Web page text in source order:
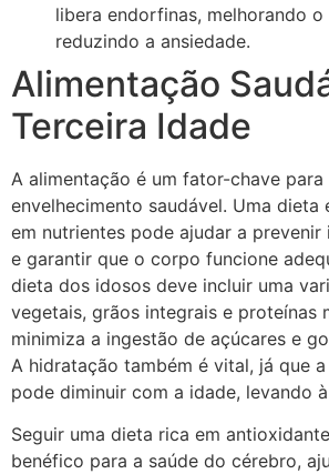
libera endorfinas, melhorando o
reduzindo a ansiedade.
Alimentação
Terceira Idade
A alimentação é um fator-chave para
envelhecimento saudável. Uma dieta
em nutrientes pode ajudar a prevenir
e garantir que o corpo funcione
dieta dos idosos deve incluir uma
vegetais, grãos integrais e proteínas
minimiza a ingestão de açúcares e
A hidratação também é vital, já que
pode diminuir com a idade, levando
Seguir uma dieta rica em
benéfico para a saúde do cérebro,